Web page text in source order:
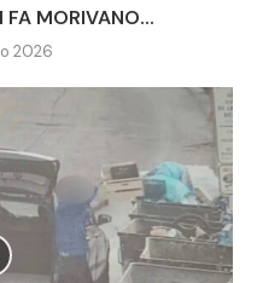
MORIVANO...
2026